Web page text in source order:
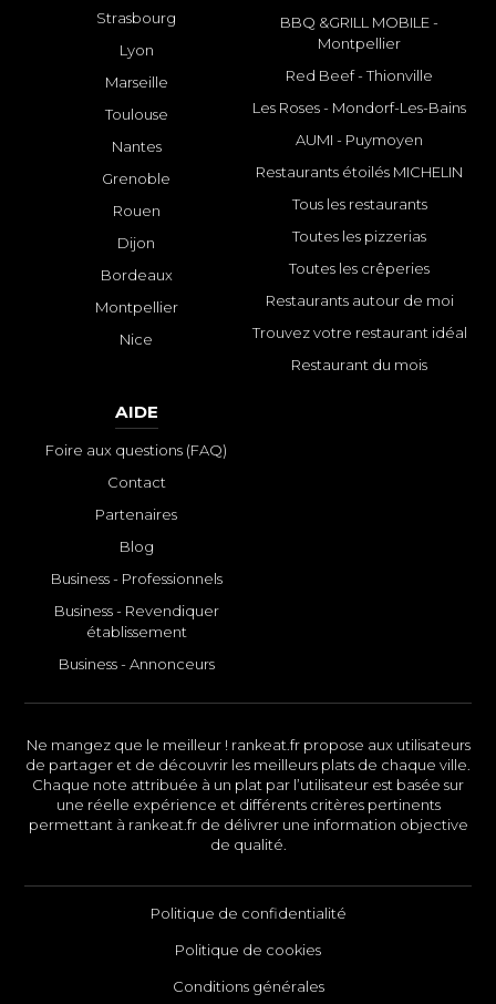
Strasbourg
Lyon
Marseille
Toulouse
Nantes
Grenoble
Rouen
Dijon
Bordeaux
Montpellier
Nice
BBQ &GRILL MOBILE -
Montpellier
Red Beef - Thionville
Les Roses - Mondorf-Les-Bains
AUMI - Puymoyen
Restaurants étoilés MICHELIN
Tous les restaurants
Toutes les pizzerias
Toutes les crêperies
Restaurants autour de moi
Trouvez votre restaurant idéal
Restaurant du mois
AIDE
Foire aux questions (FAQ)
Contact
Partenaires
Blog
Business - Professionnels
Business - Revendiquer
établissement
Business - Annonceurs
Ne mangez que le meilleur ! rankeat.fr propose aux utilisateurs
de partager et de découvrir les meilleurs plats de chaque ville.
Chaque note attribuée à un plat par l’utilisateur est basée sur
une réelle expérience et différents critères pertinents
permettant à rankeat.fr de délivrer une information objective
de qualité.
Politique de confidentialité
Politique de cookies
Conditions générales